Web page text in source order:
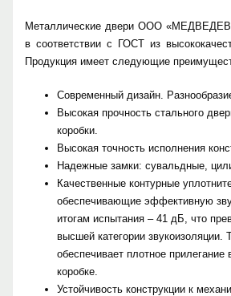
Металлические двери ООО «МЕДВЕДЕВ
в соответствии с ГОСТ из
Продукция имеет следующие
Современный дизайн.
Высокая прочность стального
коробки.
Высокая точность исполнения
Надежные замки: сувальдные,
Качественные контурные
обеспечивающие эффективную
итогам испытания – 41 дБ, что
высшей категории звукоизоляции.
обеспечивает плотное прилегание
коробке.
Устойчивость конструкции к